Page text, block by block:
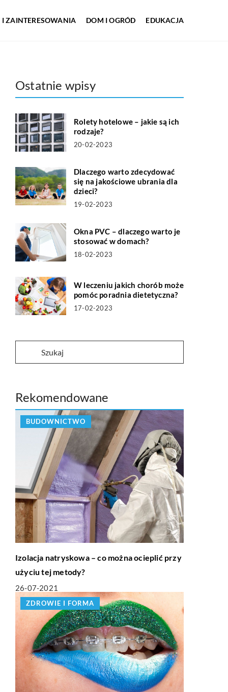
I ZAINTERESOWANIA DOM I OGRÓD EDUKACJA
Ostatnie wpisy
Rolety hotelowe – jakie są ich
rodzaje?
20-02-2023
Dlaczego warto zdecydować
się na jakościowe ubrania dla
dzieci?
19-02-2023
Okna PVC – dlaczego warto je
stosować w domach?
18-02-2023
W leczeniu jakich chorób może
pomóc poradnia dietetyczna?
17-02-2023
Rekomendowane
BUDOWNICTWO
Izolacja natryskowa – co można ocieplić przy
użyciu tej metody?
26-07-2021
ZDROWIE I FORMA